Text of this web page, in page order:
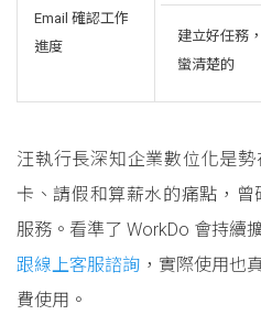
Email 確認工作
進度
建立好任務
蠻清楚的
汪執行長深知企業數位化是
卡、請假和算薪水的痛點，
服務。看準了 WorkDo 會持續
跟線上客服諮詢 ，實際使用也
費使用。